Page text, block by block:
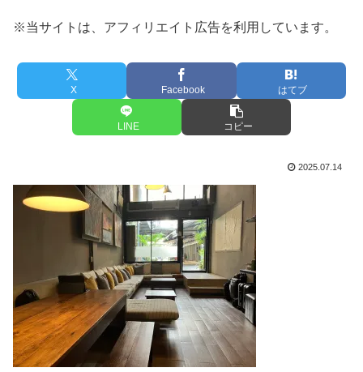
※当サイトは、アフィリエイト広告を利用しています。
X Facebook はてブ
LINE コピー
2025.07.14